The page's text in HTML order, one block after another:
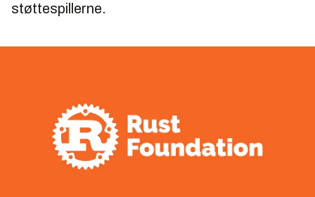
støttespillerne.